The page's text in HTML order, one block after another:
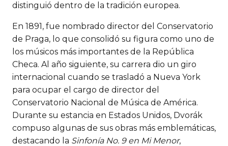
distinguió dentro de la tradición europea.
En 1891, fue nombrado director del Conservatorio
de Praga, lo que consolidó su figura como uno de
los músicos más importantes de la República
Checa. Al año siguiente, su carrera dio un giro
internacional cuando se trasladó a Nueva York
para ocupar el cargo de director del
Conservatorio Nacional de Música de América.
Durante su estancia en Estados Unidos, Dvorák
compuso algunas de sus obras más emblemáticas,
destacando la Sinfonía No. 9 en Mi Menor,